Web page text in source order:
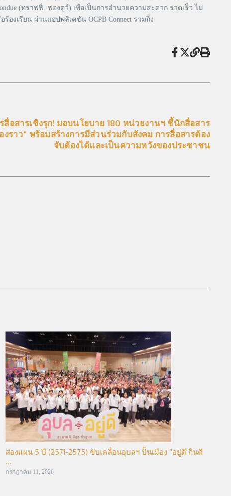
(ทราฟฟี่ ฟองดูว์) เพื่อเป็นการอำนวยความสะดวก รวดเร็ว ไม่
งเรียน ผ่านแอปพลิเคชัน OCPB Connect รวมถึง
สื่อสารเชิงรุก! มอบนโยบาย 180 หน่วยงานฯ ชี้นักสื่อสาร
งราว” พร้อมสร้างการมีส่วนร่วมกับสังคม การสื่อสารต้อง
จับต้องได้และเป็นความหวังของประชาชน
ส่องแผน 5 ปี (2571-2575) ขับเคลื่อนอุบลฯ ปั้นเมือง “อยู่ดี กินดี
...
กรกฎาคม 11, 2026